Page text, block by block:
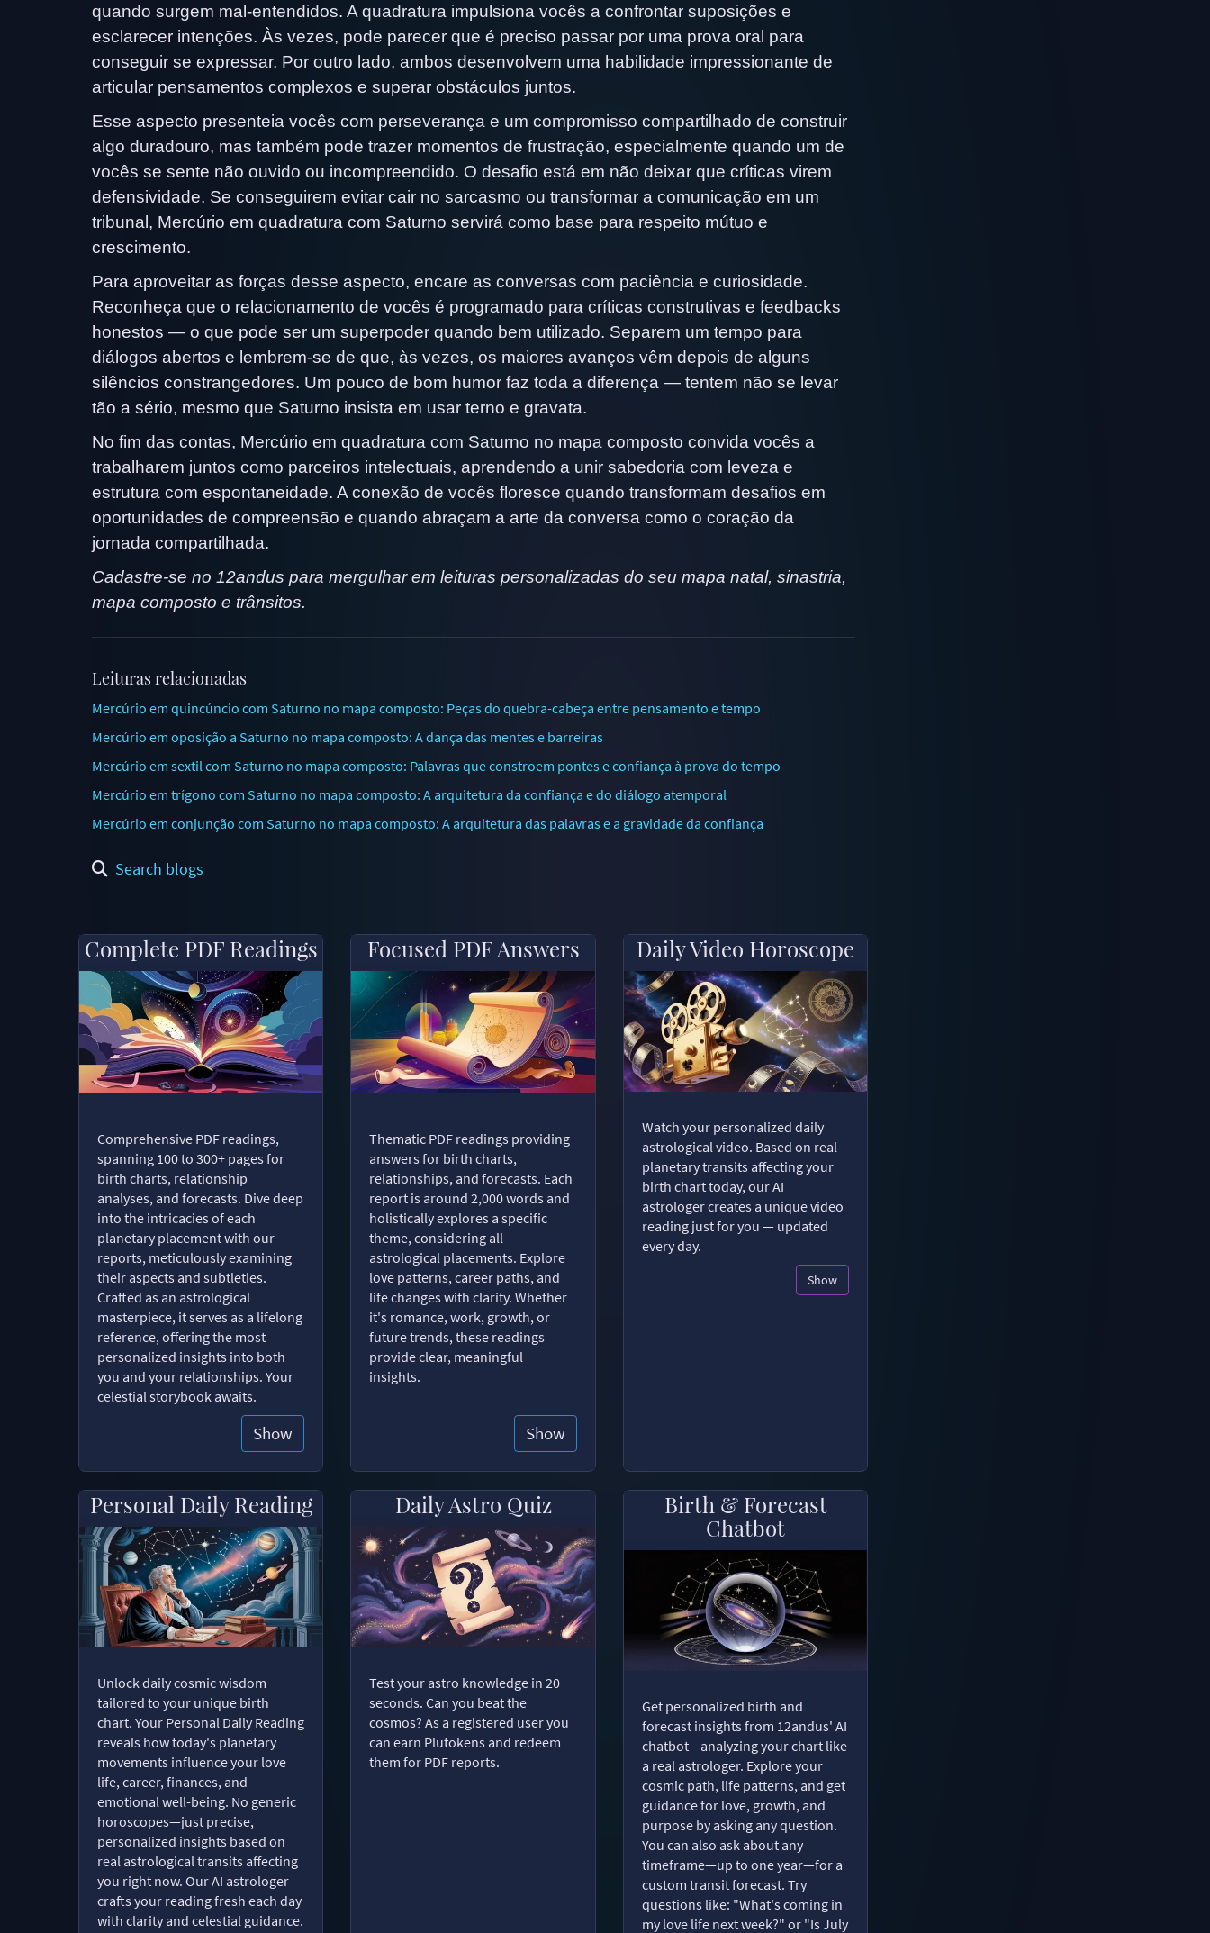
quando surgem mal-entendidos. A quadratura impulsiona vocês a confrontar suposições e
esclarecer intenções. Às vezes, pode parecer que é preciso passar por uma prova oral para
conseguir se expressar. Por outro lado, ambos desenvolvem uma habilidade impressionante de
articular pensamentos complexos e superar obstáculos juntos.
Esse aspecto presenteia vocês com perseverança e um compromisso compartilhado de construir
algo duradouro, mas também pode trazer momentos de frustração, especialmente quando um de
vocês se sente não ouvido ou incompreendido. O desafio está em não deixar que críticas virem
defensividade. Se conseguirem evitar cair no sarcasmo ou transformar a comunicação em um
tribunal, Mercúrio em quadratura com Saturno servirá como base para respeito mútuo e
crescimento.
Para aproveitar as forças desse aspecto, encare as conversas com paciência e curiosidade.
Reconheça que o relacionamento de vocês é programado para críticas construtivas e feedbacks
honestos — o que pode ser um superpoder quando bem utilizado. Separem um tempo para
diálogos abertos e lembrem-se de que, às vezes, os maiores avanços vêm depois de alguns
silêncios constrangedores. Um pouco de bom humor faz toda a diferença — tentem não se levar
tão a sério, mesmo que Saturno insista em usar terno e gravata.
No fim das contas, Mercúrio em quadratura com Saturno no mapa composto convida vocês a
trabalharem juntos como parceiros intelectuais, aprendendo a unir sabedoria com leveza e
estrutura com espontaneidade. A conexão de vocês floresce quando transformam desafios em
oportunidades de compreensão e quando abraçam a arte da conversa como o coração da
jornada compartilhada.
Cadastre-se no 12andus para mergulhar em leituras personalizadas do seu mapa natal, sinastria,
mapa composto e trânsitos.
Leituras relacionadas
Mercúrio em quincúncio com Saturno no mapa composto: Peças do quebra-cabeça entre pensamento e tempo
Mercúrio em oposição a Saturno no mapa composto: A dança das mentes e barreiras
Mercúrio em sextil com Saturno no mapa composto: Palavras que constroem pontes e confiança à prova do tempo
Mercúrio em trígono com Saturno no mapa composto: A arquitetura da confiança e do diálogo atemporal
Mercúrio em conjunção com Saturno no mapa composto: A arquitetura das palavras e a gravidade da confiança
Search blogs
Complete PDF Readings
Comprehensive PDF readings,
spanning 100 to 300+ pages for
birth charts, relationship
analyses, and forecasts. Dive deep
into the intricacies of each
planetary placement with our
reports, meticulously examining
their aspects and subtleties.
Crafted as an astrological
masterpiece, it serves as a lifelong
reference, offering the most
personalized insights into both
you and your relationships. Your
celestial storybook awaits.
Show
Focused PDF Answers
Thematic PDF readings providing
answers for birth charts,
relationships, and forecasts. Each
report is around 2,000 words and
holistically explores a specific
theme, considering all
astrological placements. Explore
love patterns, career paths, and
life changes with clarity. Whether
it's romance, work, growth, or
future trends, these readings
provide clear, meaningful
insights.
Show
Daily Video Horoscope
Watch your personalized daily
astrological video. Based on real
planetary transits affecting your
birth chart today, our AI
astrologer creates a unique video
reading just for you — updated
every day.
Show
Personal Daily Reading
Unlock daily cosmic wisdom
tailored to your unique birth
chart. Your Personal Daily Reading
reveals how today's planetary
movements influence your love
life, career, finances, and
emotional well-being. No generic
horoscopes—just precise,
personalized insights based on
real astrological transits affecting
you right now. Our AI astrologer
crafts your reading fresh each day
with clarity and celestial guidance.
Daily Astro Quiz
Test your astro knowledge in 20
seconds. Can you beat the
cosmos? As a registered user you
can earn Plutokens and redeem
them for PDF reports.
Birth & Forecast
Chatbot
Get personalized birth and
forecast insights from 12andus' AI
chatbot—analyzing your chart like
a real astrologer. Explore your
cosmic path, life patterns, and get
guidance for love, growth, and
purpose by asking any question.
You can also ask about any
timeframe—up to one year—for a
custom transit forecast. Try
questions like: "What's coming in
my love life next week?" or "Is July